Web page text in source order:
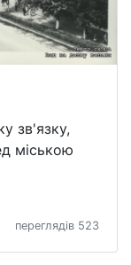
зв'язку,
міською
переглядів 523
💸
❤